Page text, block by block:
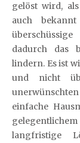
gelöst wird,
auch
dadurch das
lindern. Es ist
und nicht
einfache
gelegentlichem
langfristige